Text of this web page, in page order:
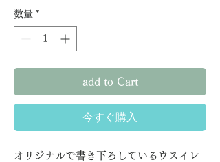
数量 *
add to Cart
今すぐ購入
オリジナルで書き下ろしているウスイレ